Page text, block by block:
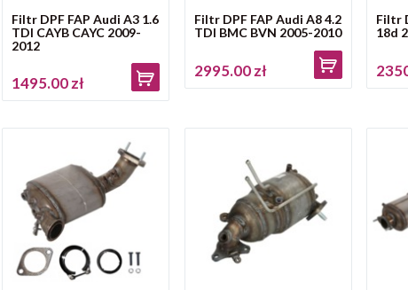
Filtr DPF FAP Audi A3 1.6
TDI CAYB CAYC 2009-
2012
1495.00 zł
Filtr DPF FAP Audi A8 4.2
TDI BMC BVN 2005-2010
2995.00 zł
Filtr
18d